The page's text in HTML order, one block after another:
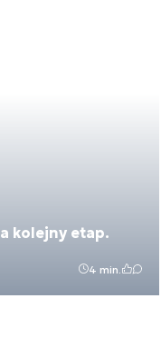
kolejny etap.
4 min.